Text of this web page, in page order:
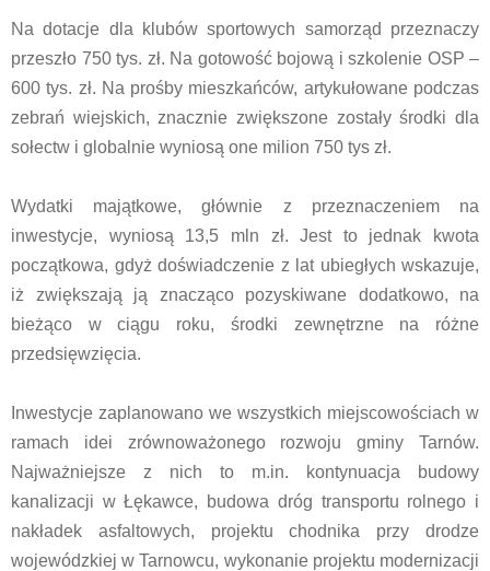
Na dotacje dla klubów sportowych samorząd przeznaczy
przeszło 750 tys. zł. Na gotowość bojową i szkolenie OSP –
600 tys. zł. Na prośby mieszkańców, artykułowane podczas
zebrań wiejskich, znacznie zwiększone zostały środki dla
sołectw i globalnie wyniosą one milion 750 tys zł.
Wydatki majątkowe, głównie z przeznaczeniem na
inwestycje, wyniosą 13,5 mln zł. Jest to jednak kwota
początkowa, gdyż doświadczenie z lat ubiegłych wskazuje,
iż zwiększają ją znacząco pozyskiwane dodatkowo, na
bieżąco w ciągu roku, środki zewnętrzne na różne
przedsięwzięcia.
Inwestycje zaplanowano we wszystkich miejscowościach w
ramach idei zrównoważonego rozwoju gminy Tarnów.
Najważniejsze z nich to m.in. kontynuacja budowy
kanalizacji w Łękawce, budowa dróg transportu rolnego i
nakładek asfaltowych, projektu chodnika przy drodze
wojewódzkiej w Tarnowcu, wykonanie projektu modernizacji